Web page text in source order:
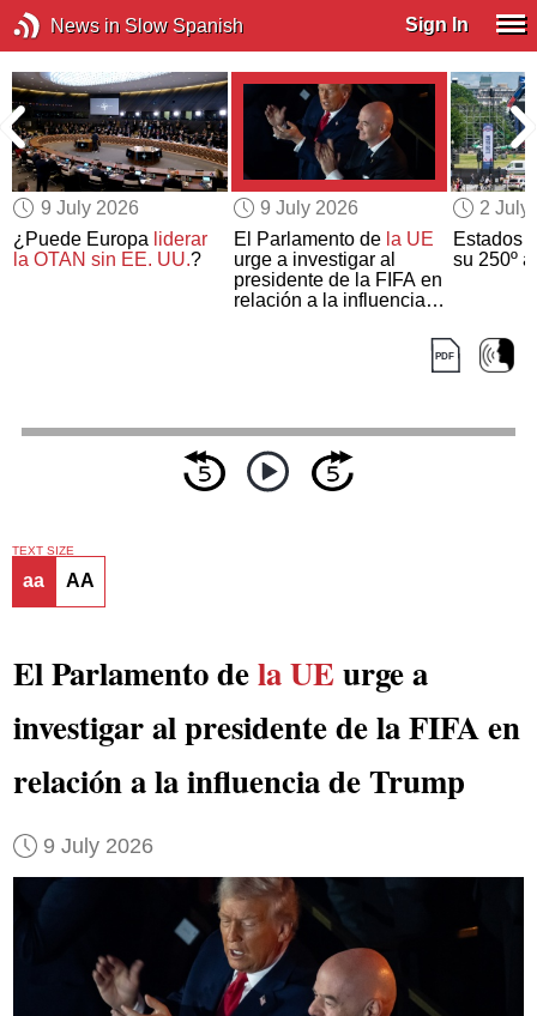
News in Slow Spanish Sign In
9 July 2026
¿Puede Europa liderar
la OTAN sin EE. UU.?
9 July 2026
El Parlamento de la UE
urge a investigar al
presidente de la FIFA en
relación a la influencia
2 July
Estados
su 250º
TEXT SIZE
aa AA
El Parlamento dela UE urge a
investigar al presidente de la FIFA en
relación a la influencia de Trump
9 July 2026